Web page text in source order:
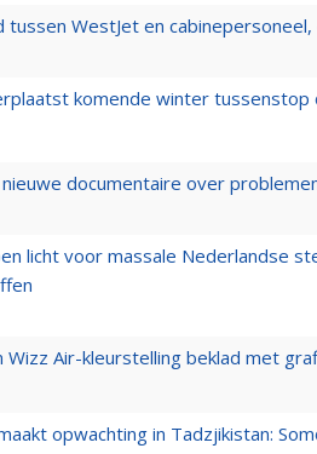
tussen WestJet en
komende winter tussenstop
documentaire over
licht voor massale Nederlandse
Wizz Air-kleurstelling beklad met
opwachting in Tadzjikistan: